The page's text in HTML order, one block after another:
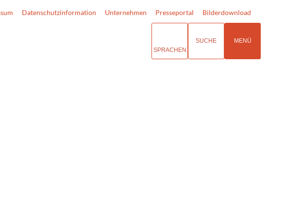
Datenschutzinformation Unternehmen Presseportal Bilderdownload
SPRACHEN
SUCHE MENÜ